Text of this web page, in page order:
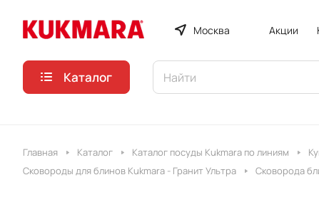
Москва Акции
Каталог
Главная Каталог Каталог посуды Kukmara по линиям
Сковороды для блинов Kukmara - Гранит Ультра
Сковорода